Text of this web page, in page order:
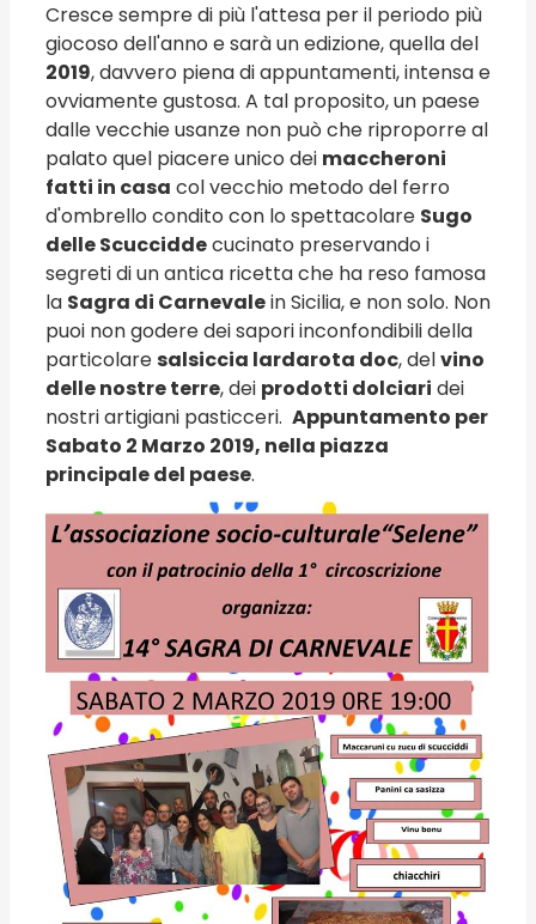
Cresce sempre di più l'attesa per il periodo più
giocoso dell'anno e sarà un edizione, quella del
2019, davvero piena di appuntamenti, intensa e
ovviamente gustosa. A tal proposito, un paese
dalle vecchie usanze non può che riproporre al
palato quel piacere unico dei maccheroni
fatti in casa col vecchio metodo del ferro
d'ombrello condito con lo spettacolare Sugo
delle Scucciddecucinato preservando i
segreti di un antica ricetta che ha reso famosa
la Sagra di Carnevalein Sicilia, e non solo. Non
puoi non godere dei sapori inconfondibili della
particolaresalsiccia lardarota doc, delvino
delle nostre terre, dei prodotti dolciari dei
nostri artigiani pasticceri. Appuntamento per
Sabato 2 Marzo 2019, nella piazza
principale del paese.